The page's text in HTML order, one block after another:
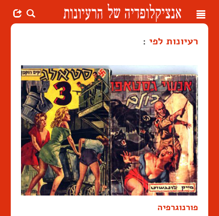
Toggle
רעיונות לפי :
פורנוגרפיה